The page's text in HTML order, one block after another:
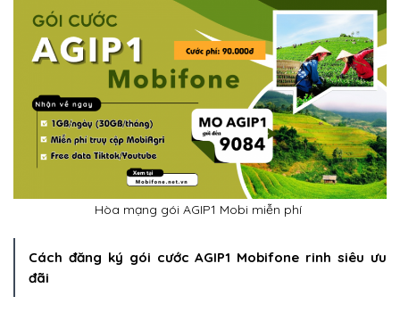
Hòa mạng gói AGIP1 Mobi miễn phí
Cách đăng ký gói cước AGIP1 Mobifone rinh siêu ưu
đãi